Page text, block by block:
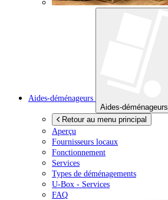
Aides-déménageurs
Aides-déménageurs
Retour au menu principal
Aperçu
Fournisseurs locaux
Fonctionnement
Services
Types de déménagements
U-Box - Services
FAQ